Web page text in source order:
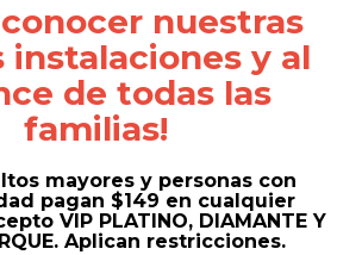
conocer nuestras
instalaciones y al
de todas las
familias!
mayores y personas con
pagan $149 en cualquier
VIP PLATINO, DIAMANTE Y
Aplican restricciones.